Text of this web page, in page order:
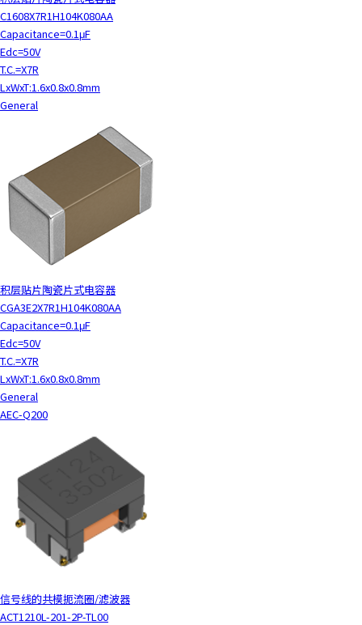
C1608X7R1H104K080AA
Capacitance=0.1μF
Edc=50V
T.C.=X7R
LxWxT:1.6x0.8x0.8mm
General
积层贴片陶瓷片式电容器
CGA3E2X7R1H104K080AA
Capacitance=0.1μF
Edc=50V
T.C.=X7R
LxWxT:1.6x0.8x0.8mm
General
AEC-Q200
信号线的共模扼流圈/滤波器
ACT1210L-201-2P-TL00